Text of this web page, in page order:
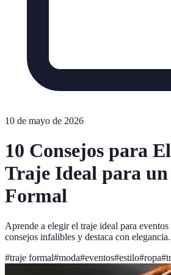
10 de mayo de 2026
10 Consejos para
Traje Ideal para
Formal
Aprende a elegir el traje ideal para
consejos infalibles y destaca con elegancia.
#traje formal#moda#eventos#estilo#ropa#